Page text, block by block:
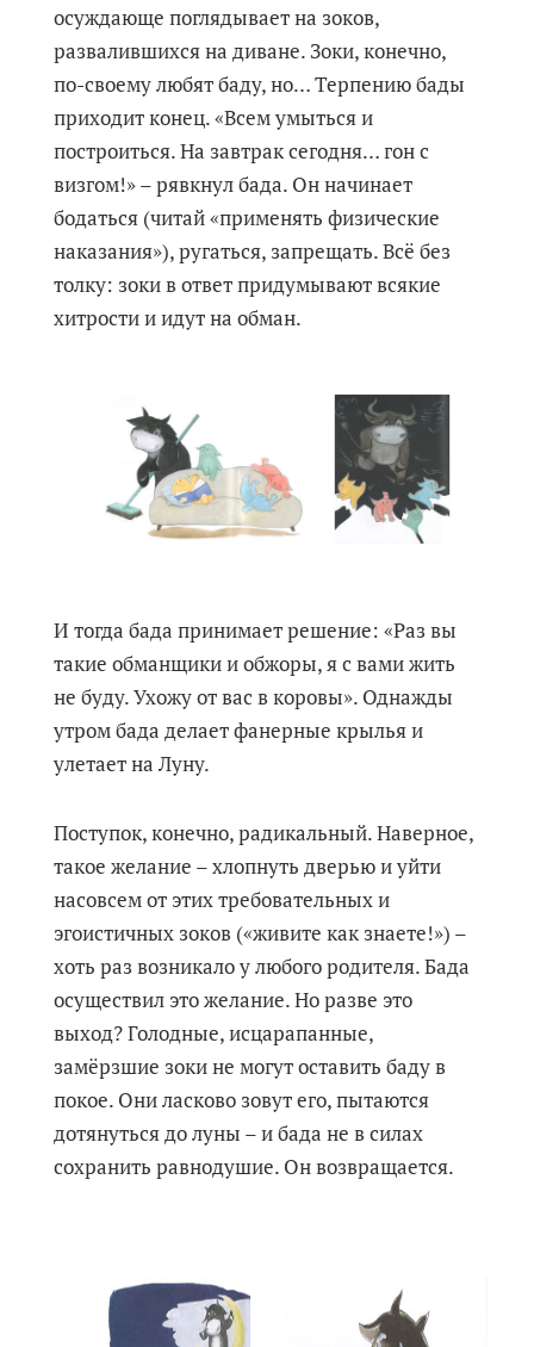
осуждающе поглядывает на зоков,
развалившихся на диване. Зоки, конечно,
по-своему любят баду, но… Терпению бады
приходит конец. «Всем умыться и
построиться. На завтрак сегодня… гон с
визгом!» – рявкнул бада. Он начинает
бодаться (читай «применять физические
наказания»), ругаться, запрещать. Всё без
толку: зоки в ответ придумывают всякие
хитрости и идут на обман.
И тогда бада принимает решение: «Раз вы
такие обманщики и обжоры, я с вами жить
не буду. Ухожу от вас в коровы». Однажды
утром бада делает фанерные крылья и
улетает на Луну.
Поступок, конечно, радикальный. Наверное,
такое желание – хлопнуть дверью и уйти
насовсем от этих требовательных и
эгоистичных зоков («живите как знаете!») –
хоть раз возникало у любого родителя. Бада
осуществил это желание. Но разве это
выход? Голодные, исцарапанные,
замёрзшие зоки не могут оставить баду в
покое. Они ласково зовут его, пытаются
дотянуться до луны – и бада не в силах
сохранить равнодушие. Он возвращается.